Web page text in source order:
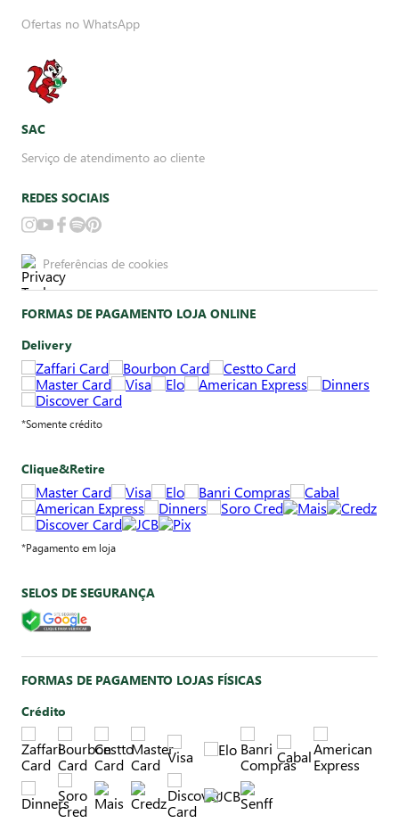
Ofertas no WhatsApp
SAC
Serviço de atendimento ao cliente
REDES SOCIAIS
Preferências de cookies
FORMAS DE PAGAMENTO LOJA ONLINE
Delivery
*Somente crédito
Clique&Retire
*Pagamento em loja
SELOS DE SEGURANÇA
FORMAS DE PAGAMENTO LOJAS FÍSICAS
Crédito